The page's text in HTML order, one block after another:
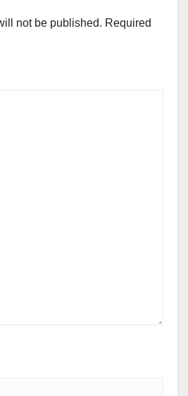
not be published. Required